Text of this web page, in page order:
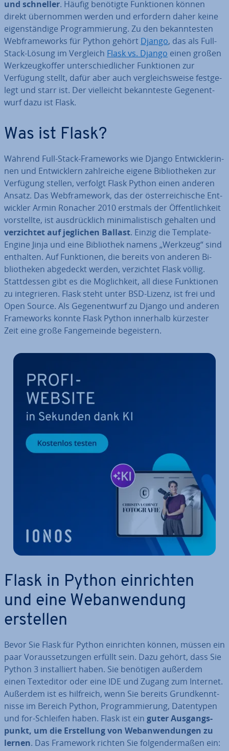
und schneller. Häufig benötigte Funk­tio­nen können
direkt über­nom­men werden und erfordern daher keine
ei­gen­stän­di­ge Pro­gram­mie­rung. Zu den be­kann­tes­ten
Web­frame­works für Python gehört Django, das als Full-
Stack-Lösung im Vergleich Flask vs. Django einen großen
Werk­zeug­kof­fer un­ter­schied­li­cher Funk­tio­nen zur
Verfügung stellt, dafür aber auch ver­gleichs­wei­se fest­ge­
legt und starr ist. Der viel­leicht be­kann­tes­te Ge­gen­ent­
wurf dazu ist Flask.
Was ist Flask?
Während Full-Stack-Frame­works wie Django Ent­wick­le­rin­
nen und Ent­wick­lern zahl­rei­che eigene Bi­blio­the­ken zur
Verfügung stellen, verfolgt Flask Python einen anderen
Ansatz. Das Web­frame­work, das der ös­ter­rei­chi­sche Ent­
wick­ler Armin Ronacher 2010 erstmals der Öf­fent­lich­keit
vor­stell­te, ist aus­drück­lich mi­ni­ma­lis­tisch gehalten und
ver­zich­tet auf jeglichen Ballast. Einzig die Template-
Engine Jinja und eine Bi­blio­thek namens „Werkzeug“ sind
enthalten. Auf Funk­tio­nen, die bereits von anderen Bi­
blio­the­ken abgedeckt werden, ver­zich­tet Flask völlig.
Statt­des­sen gibt es die Mög­lich­keit, all diese Funk­tio­nen
zu in­te­grie­ren. Flask steht unter BSD-Lizenz, ist frei und
Open Source. Als Ge­gen­ent­wurf zu Django und anderen
Frame­works konnte Flask Python innerhalb kürzester
Zeit eine große Fan­ge­mein­de be­geis­tern.
Flask in Python ein­rich­ten
und eine Web­an­wen­dung
erstellen
Bevor Sie Flask für Python ein­rich­ten können, müssen ein
paar Vor­aus­set­zun­gen erfüllt sein. Dazu gehört, dass Sie
Python 3 in­stal­liert haben. Sie benötigen außerdem
einen Text­edi­tor oder eine IDE und Zugang zum Internet.
Außerdem ist es hilfreich, wenn Sie bereits Grund­kennt­
nis­se im Bereich Python, Pro­gram­mie­rung, Da­ten­ty­pen
und for-Schleifen haben. Flask ist ein guter Aus­gangs­
punkt, um die Er­stel­lung von Web­an­wen­dun­gen zu
lernen. Das Framework richten Sie fol­gen­der­ma­ßen ein: